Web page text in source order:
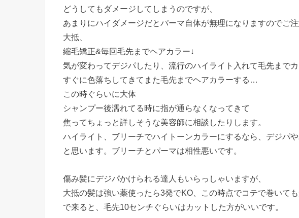
どうしてもダメージしてしまうのですが、
あまりにハイダメージだとパーマ自体が無理になりますのでご
大抵、
縮毛矯正&毎回毛先までヘアカラー↓
気が変わってデジパしたり、流行のハイライト入れて毛先までカ
すぐに色落ちしてきてまた毛先までヘアカラーする…
この時ぐらいに大体
シャンプー後濡れてる時に指が通らなくなってきて
焦ってちょっと詳しそうな美容師に相談したりします。
ハイライト、ブリーチでハイトーンカラーにするなら、デジパ
と思います。ブリーチとパーマは相性悪いです。
傷み髪にデジパかけられる達人もいらっしゃいますが、
大抵の髪は強い薬使ったら3発でKO、この時点でコテで巻いて
で来ると、毛先10センチぐらいはカットした方がいいです。